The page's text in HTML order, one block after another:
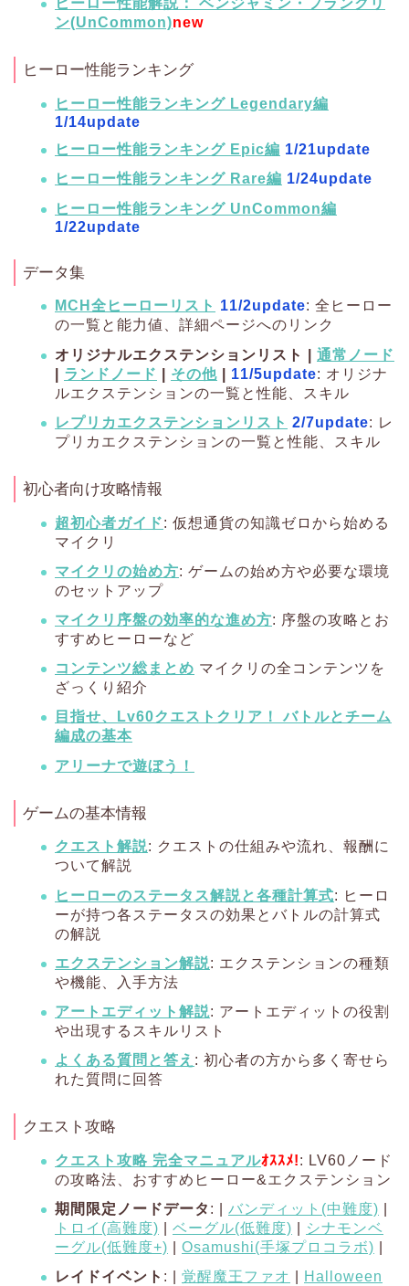
ヒーロー性能解説： ベンジャミン・フランクリ
ン(UnCommon)new
ヒーロー性能ランキング
ヒーロー性能ランキング Legendary編
1/14update
ヒーロー性能ランキング Epic編 1/21update
ヒーロー性能ランキング Rare編 1/24update
ヒーロー性能ランキング UnCommon編
1/22update
データ集
MCH全ヒーローリスト 11/2update: 全ヒーロー
の一覧と能力値、詳細ページへのリンク
オリジナルエクステンションリスト | 通常ノード
ランドノード その他 11/5update: オリジナ
ルエクステンションの一覧と性能、スキル
レプリカエクステンションリスト 2/7update: レ
プリカエクステンションの一覧と性能、スキル
初心者向け攻略情報
超初心者ガイド: 仮想通貨の知識ゼロから始める
マイクリ
マイクリの始め方: ゲームの始め方や必要な環境
のセットアップ
マイクリ序盤の効率的な進め方: 序盤の攻略とお
すすめヒーローなど
コンテンツ総まとめ マイクリの全コンテンツを
ざっくり紹介
目指せ、Lv60クエストクリア！ バトルとチーム
編成の基本
アリーナで遊ぼう！
ゲームの基本情報
クエスト解説: クエストの仕組みや流れ、報酬に
ついて解説
ヒーローのステータス解説と各種計算式: ヒーロ
ーが持つ各ステータスの効果とバトルの計算式
の解説
エクステンション解説: エクステンションの種類
や機能、入手方法
アートエディット解説: アートエディットの役割
や出現するスキルリスト
よくある質問と答え : 初心者の方から多く寄せら
れた質問に回答
クエスト攻略
クエスト攻略 完全マニュアルｵｽｽﾒ!: LV60ノード
の攻略法、おすすめヒーロー&エクステンション
期間限定ノードデータ : | バンディット(中難度)
トロイ(高難度)
ベーグル(低難度)
シナモンベ
ーグル(低難度+)
Osamushi(手塚プロコラボ)
レイドイベント : | 覚醒魔王ファオ
Halloween